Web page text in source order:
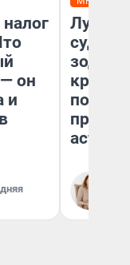
он
и
Луна
судьбу
круто